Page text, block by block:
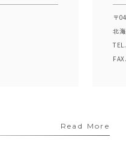
〒
北
Read More